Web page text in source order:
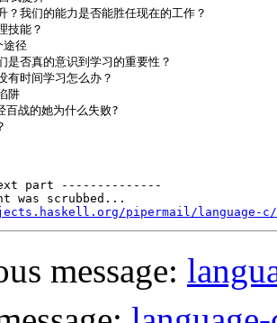
我们的能力是否能胜任现在的工作？
技能？
径
否真的意识到学习的重要性？
时间学习怎么办？
阱
战的她为什么失败?
part --------------
was scrubbed...
pipermail/language-c/
message: